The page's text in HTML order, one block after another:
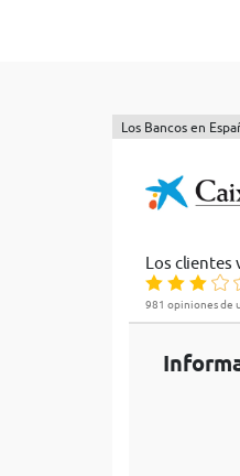
Los Bancos en
Los clientes
981 opiniones de